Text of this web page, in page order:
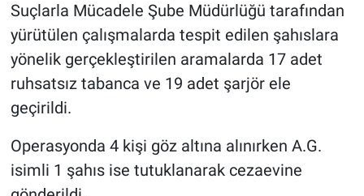
Suçlarla Mücadele Şube Müdürlüğü tarafından
yürütülen çalışmalarda tespit edilen şahıslara
yönelik gerçekleştirilen aramalarda 17 adet
ruhsatsız tabanca ve 19 adet şarjör ele
geçirildi.
Operasyonda 4 kişi göz altına alınırken A.G.
isimli 1 şahıs ise tutuklanarak cezaevine